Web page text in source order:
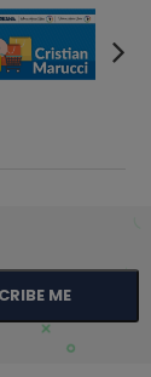
ME